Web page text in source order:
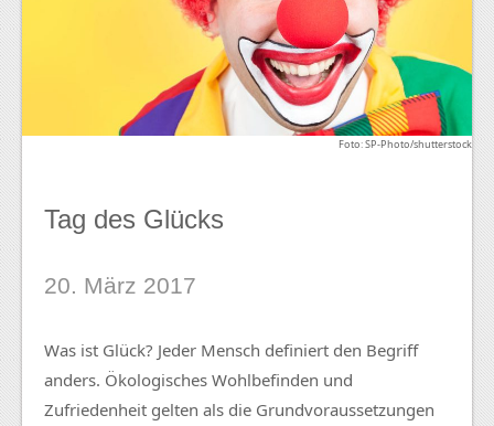
Foto: SP-Photo/shutterstock
Tag des Glücks
20. März 2017
Was ist Glück? Jeder Mensch definiert den Begriff
anders. Ökologisches Wohlbefinden und
Zufriedenheit gelten als die Grundvoraussetzungen